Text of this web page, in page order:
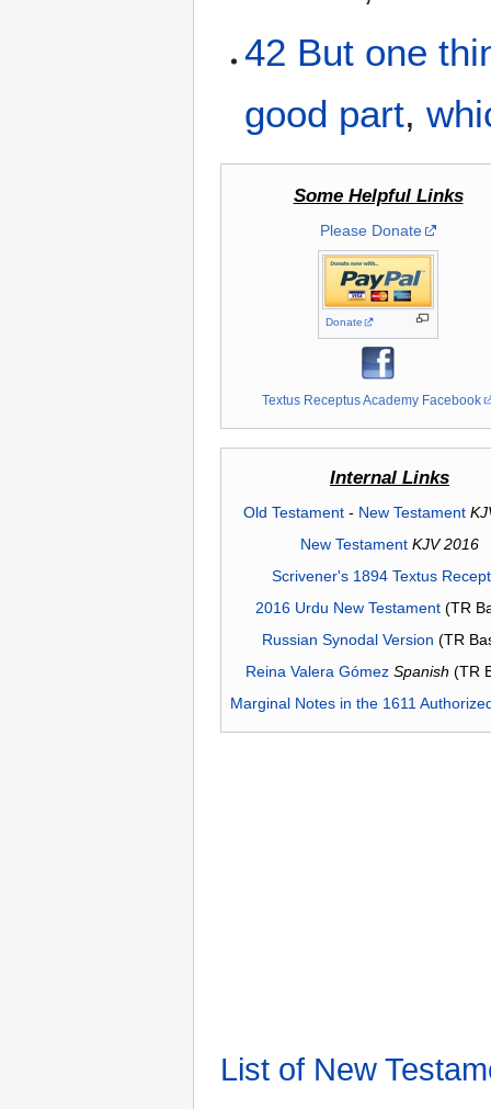
42 But one
good part,
Some Helpful Links
Please Donate
Donate
Textus Receptus Academy Facebook
Internal Links
Old Testament- New Testament
New Testament KJV 2016
Scrivener's 1894 Textus
2016 Urdu New Testament(TR
Russian Synodal Version (TR
Reina Valera Gómez Spanish (TR
Marginal Notes in the 1611
List of New